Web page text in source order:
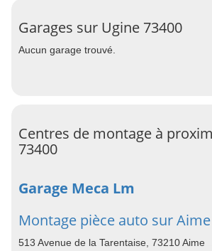
Garages sur Ugine 73400
Aucun garage trouvé.
Centres de montage à
73400
Garage Meca Lm
Montage pièce auto sur Aime
513 Avenue de la Tarentaise, 73210 Aime